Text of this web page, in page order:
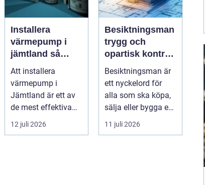
Installera
värmepump i
jämtland så
väljer du rätt
lösning för kallt
klimat
Att installera
värmepump i
Jämtland är ett av
de mest effektiva
sätten att sänka
sina
12 juli 2026
Besiktningsman
trygg och
opartisk kontroll
av fastigheter
Besiktningsman är
ett nyckelord för
alla som ska köpa,
sälja eller bygga en
fastighet och vill ha
en...
11 juli 2026